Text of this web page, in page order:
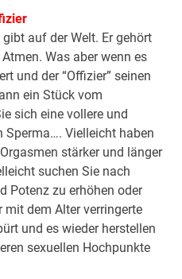
auf der Welt. Er gehört
Was aber wenn es
und der “Offizier” seinen
ein Stück vom
sich eine vollere und
Sperma…. Vielleicht haben
stärker und länger
suchen Sie nach
Potenz zu erhöhen oder
mit dem Alter verringerte
und es wieder herstellen
sexuellen Hochpunkte